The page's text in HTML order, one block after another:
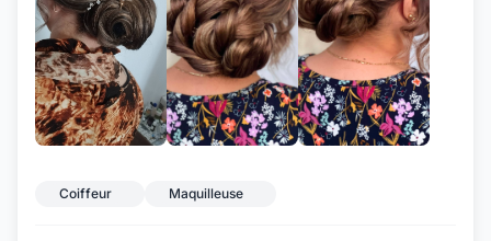
Coiffeur Maquilleuse